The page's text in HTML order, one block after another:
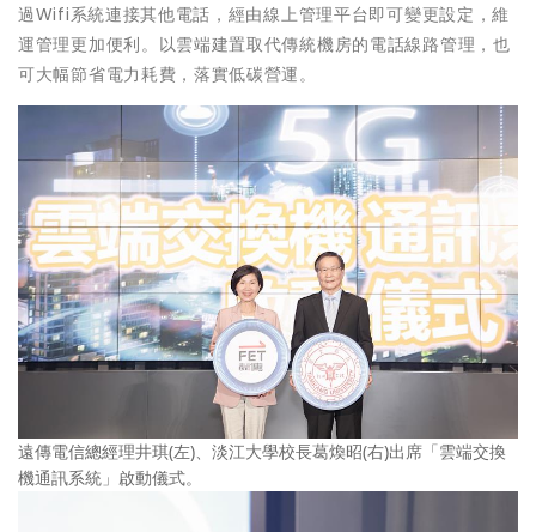
過Wifi系統連接其他電話，經由線上管理平台即可變更設定，維
運管理更加便利。以雲端建置取代傳統機房的電話線路管理，也
可大幅節省電力耗費，落實低碳營運。
遠傳電信總經理井琪(左)、淡江大學校長葛煥昭(右)出席「雲端交換
機通訊系統」啟動儀式。